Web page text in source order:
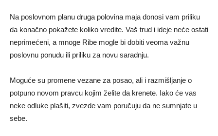
Na poslovnom planu druga polovina maja donosi vam priliku
da konačno pokažete koliko vredite. Vaš trud i ideje neće ostati
neprimećeni, a mnoge Ribe mogle bi dobiti veoma važnu
poslovnu ponudu ili priliku za novu saradnju.
Moguće su promene vezane za posao, ali i razmišljanje o
potpuno novom pravcu kojim želite da krenete. Iako će vas
neke odluke plašiti, zvezde vam poručuju da ne sumnjate u
sebe.